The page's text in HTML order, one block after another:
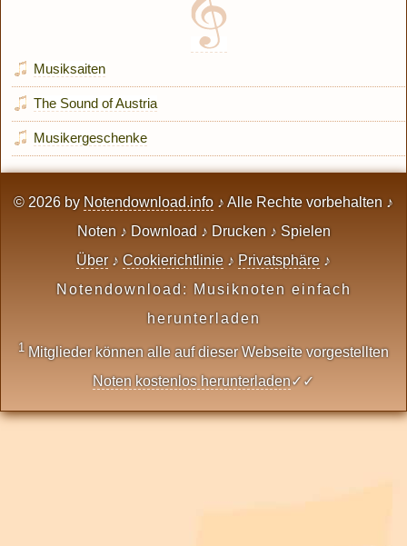
Musiksaiten
The Sound of Austria
Musikergeschenke
© 2026 by Notendownload.info ♪ Alle Rechte vorbehalten ♪
Noten ♪ Download ♪ Drucken ♪ Spielen
Über ♪ Cookierichtlinie ♪ Privatsphäre ♪
Notendownload: Musiknoten einfach
herunterladen
1 Mitglieder können alle auf dieser Webseite vorgestellten
Noten kostenlos herunterladen✓✓